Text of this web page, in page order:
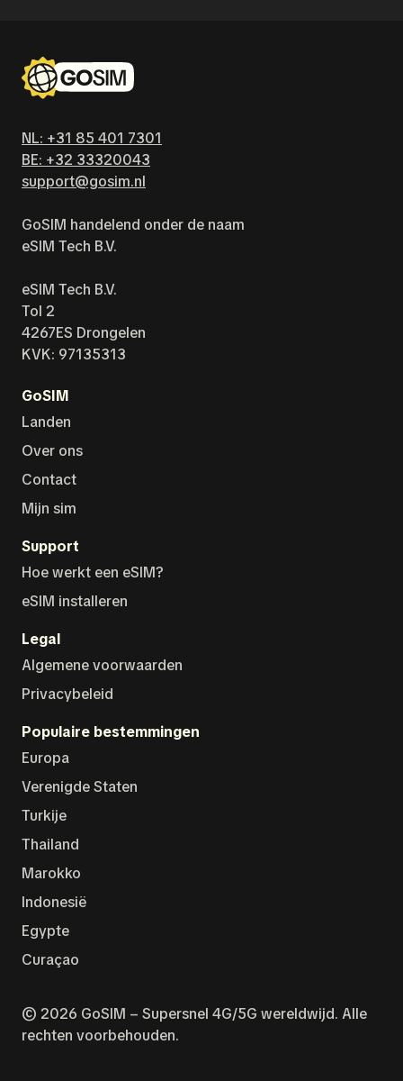
NL: +31 85 401 7301
BE: +32 33320043
support@gosim.nl
GoSIM handelend onder de naam
eSIM Tech B.V.
eSIM Tech B.V.
Tol 2
4267ES Drongelen
KVK: 97135313
GoSIM
Landen
Over ons
Contact
Mijn sim
Support
Hoe werkt een eSIM?
eSIM installeren
Legal
Algemene voorwaarden
Privacybeleid
Populaire bestemmingen
Europa
Verenigde Staten
Turkije
Thailand
Marokko
Indonesië
Egypte
Curaçao
© 2026 GoSIM – Supersnel 4G/5G wereldwijd. Alle
rechten voorbehouden.